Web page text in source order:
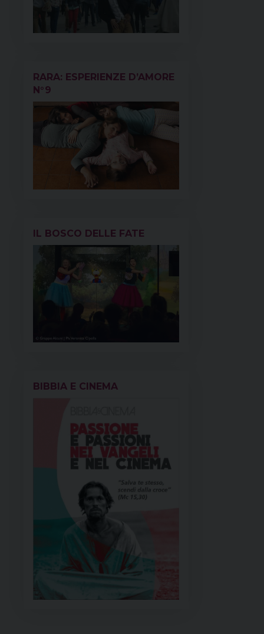
RARA: ESPERIENZE D’AMORE
N°9
IL BOSCO DELLE FATE
BIBBIA E CINEMA